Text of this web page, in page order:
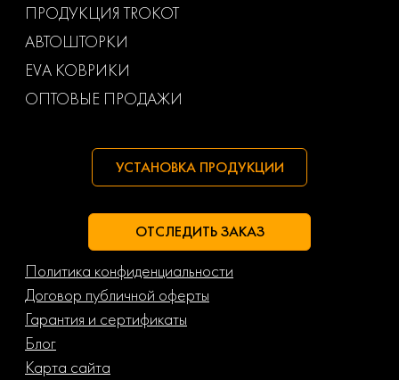
ПРОДУКЦИЯ TROKOT
АВТОШТОРКИ
EVA КОВРИКИ
ОПТОВЫЕ ПРОДАЖИ
УСТАНОВКА ПРОДУКЦИИ
ОТСЛЕДИТЬ ЗАКАЗ
Политика конфиденциальности
Договор публичной оферты
Гарантия и сертификаты
Блог
Карта сайта